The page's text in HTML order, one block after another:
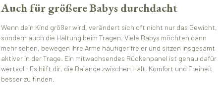
Auch für größere Babys durchdacht
Wenn dein Kind größer wird, verändert sich oft nicht nur das Gewicht,
sondern auch die Haltung beim Tragen. Viele Babys möchten dann
mehr sehen, bewegen ihre Arme häufiger freier und sitzen insgesamt
aktiver in der Trage. Ein mitwachsendes Rückenpanel ist genau dafür
wertvoll: Es hilft dir, die Balance zwischen Halt, Komfort und Freiheit
besser zu finden.